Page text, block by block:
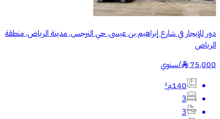
دور للإيجار في شارع إبراهيم بن عيسى, حي النرجس, مدينة الرياض, منطقة
الرياض
75,000
§
/سنوي
140م²
3
3